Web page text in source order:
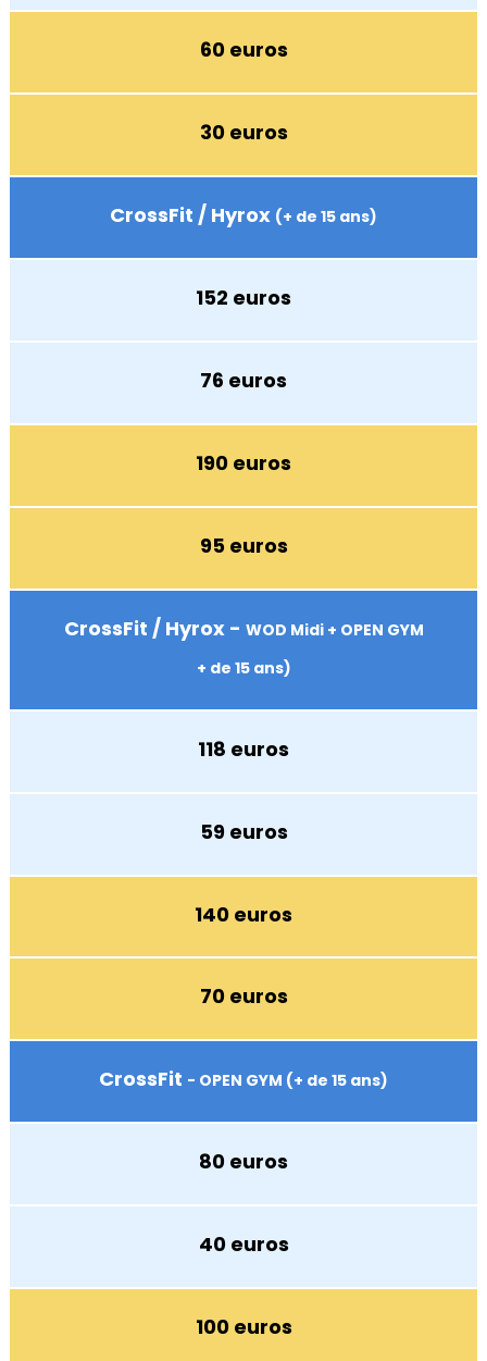
60 euros
30 euros
CrossFit / Hyrox (+ de 15 ans)
152 euros
76 euros
190 euros
95 euros
CrossFit / Hyrox - WOD Midi + OPEN GYM
+ de 15 ans)
118 euros
59 euros
140 euros
70 euros
CrossFit - OPEN GYM (+ de 15 ans)
80 euros
40 euros
100 euros